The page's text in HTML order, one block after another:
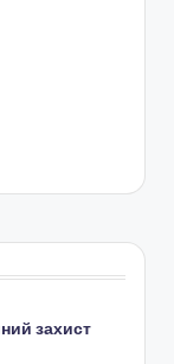
захист